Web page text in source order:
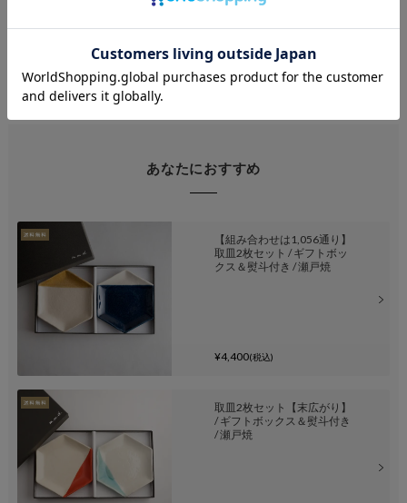
法人様向けサービス
商品製作のご案内 大口注文・卸販売
あなたにおすすめ
【組み合わせは1,056通り】
取皿2枚セット / ギフトボッ
クス＆熨斗付き / 瀬戸焼
¥4,400(税込)
取皿2枚セット【末広がり】
/ ギフトボックス＆熨斗付き
/ 瀬戸焼